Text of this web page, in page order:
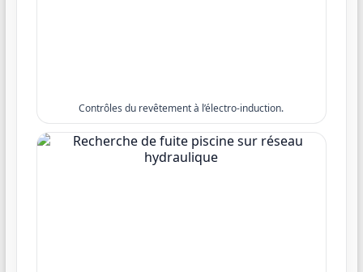
Contrôles du revêtement à l’électro-induction.